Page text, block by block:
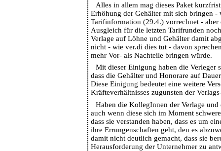
Alles in allem mag dieses Paket
Erhöhung der Gehälter mit sich bringen -
Tarifinformation (29.4.) vorrechnet - aber
Ausgleich für die letzten Tarifrunden
Verlage auf Löhne und Gehälter damit
nicht - wie ver.di dies tut - davon
mehr Vor- als Nachteile bringen würde.
Mit dieser Einigung haben die Verleger
dass die Gehälter und Honorare auf
Diese Einigung bedeutet eine weitere
Kräfteverhältnisses zugunsten der
Haben die KollegInnen der Verlage
auch wenn diese sich im Moment
dass sie verstanden haben, dass es um
ihre Errungenschaften geht, den es
damit nicht deutlich gemacht, dass sie
Herausforderung der Unternehmer zu